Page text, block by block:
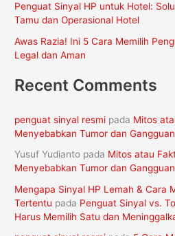
Penguat Sinyal HP untuk Hotel:
Tamu dan Operasional Hotel
Awas Razia! Ini 5 Cara Memilih
Legal dan Aman
Recent Comments
penguat sinyal resmi pada Mitos
Menyebabkan Tumor dan
Yusuf Yudianto pada Mitos atau
Menyebabkan Tumor dan
Mengapa Sinyal HP Lemah & Cara
Tertentu pada Penguat Sinyal vs.
Harus Memilih Satu dan